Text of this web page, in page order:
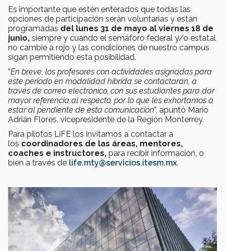
Es importante que estén enterados que todas las
opciones de participación serán voluntarias y están
programadas del lunes 31 de mayo al viernes 18 de
junio, siempre y cuando el semáforo federal y/o estatal
no cambie a rojo y las condiciones de nuestro campus
sigan permitiendo esta posibilidad.
“En breve, los profesores con actividades asignadas para
este periodo en modalidad híbrida se contactarán, a
través de correo electrónico, con sus estudiantes para dar
mayor referencia al respecto, por lo que les exhortamos a
estar al pendiente de esta comunicación”, apuntó Mario
Adrián Flores, vicepresidente de la Región Monterrey.
Para pilotos LiFE los invitamos a contactar a
los coordinadores de las áreas, mentores,
coaches e instructores, para recibir información, o
bien a través de life.mty@servicios.itesm.mx.